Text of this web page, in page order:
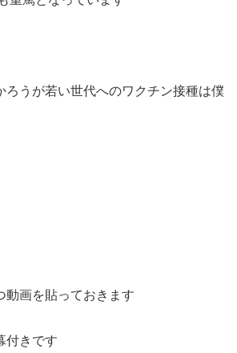
ろうが若い世代へのワクチン接種は僕
動画を貼っておきます
付きです